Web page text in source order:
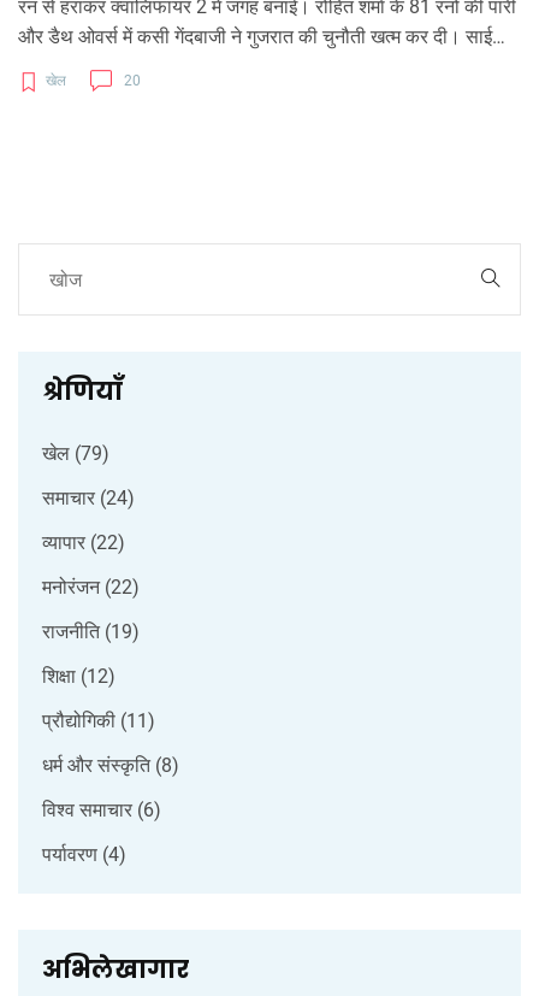
रन से हराकर क्वालिफायर 2 में जगह बनाई। रोहित शर्मा के 81 रनों की पारी
और डैथ ओवर्स में कसी गेंदबाजी ने गुजरात की चुनौती खत्म कर दी। साई
सुदर्शन ने 80 रन बनाए, लेकिन टीम को जीत नहीं दिला सके।
खेल 20
श्रेणियाँ
खेल (79)
समाचार (24)
व्यापार (22)
मनोरंजन (22)
राजनीति (19)
शिक्षा (12)
प्रौद्योगिकी (11)
धर्म और संस्कृति (8)
विश्व समाचार (6)
पर्यावरण (4)
अभिलेखागार